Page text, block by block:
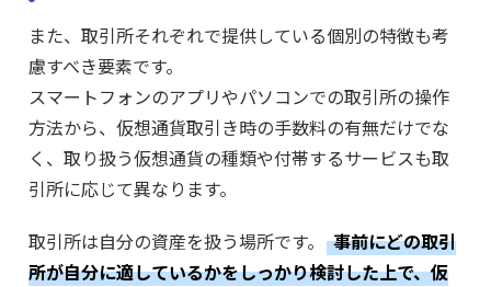
また、取引所それぞれで提供している個別の特徴も考
慮すべき要素です。
スマートフォンのアプリやパソコンでの取引所の操作
方法から、仮想通貨取引き時の手数料の有無だけでな
く、取り扱う仮想通貨の種類や付帯するサービスも取
引所に応じて異なります。
取引所は自分の資産を扱う場所です。
事前にどの取引
所が自分に適しているかをしっかり検討した上で、仮